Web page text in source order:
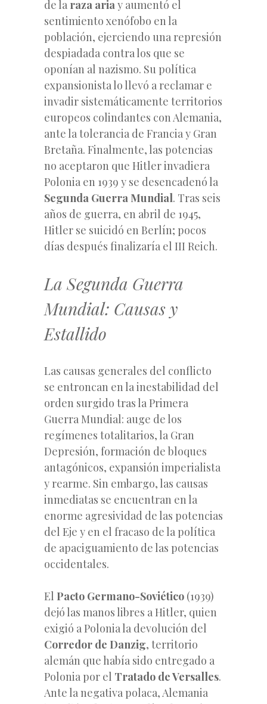
de la raza ariay aumentó el
sentimiento xenófobo en la
población, ejerciendo una represión
despiadada contra los que se
oponían al nazismo. Su política
expansionista lo llevó a reclamar e
invadir sistemáticamente territorios
europeos colindantes con Alemania,
ante la tolerancia de Francia y Gran
Bretaña. Finalmente, las potencias
no aceptaron que Hitler invadiera
Polonia en 1939 y se desencadenó la
Segunda Guerra Mundial. Tras seis
años de guerra, en abril de 1945,
Hitler se suicidó en Berlín; pocos
días después finalizaría el III Reich.
La Segunda Guerra
Mundial: Causas y
Estallido
Las causas generales del conflicto
se entroncan en la inestabilidad del
orden surgido tras la Primera
Guerra Mundial: auge de los
regímenes totalitarios, la Gran
Depresión, formación de bloques
antagónicos, expansión imperialista
y rearme. Sin embargo, las causas
inmediatas se encuentran en la
enorme agresividad de las potencias
del Eje y en el fracaso de la política
de apaciguamiento de las potencias
occidentales.
El Pacto Germano-Soviético (1939)
dejó las manos libres a Hitler, quien
exigió a Polonia la devolución del
Corredor de Danzig, territorio
alemán que había sido entregado a
Polonia por el Tratado de Versalles.
Ante la negativa polaca, Alemania